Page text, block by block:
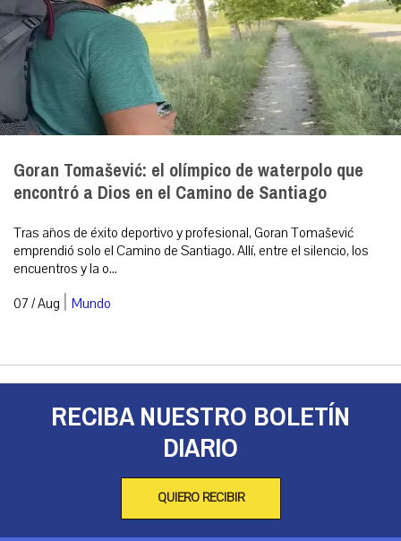
Goran Tomašević: el olímpico de waterpolo que
encontró a Dios en el Camino de Santiago
Tras años de éxito deportivo y profesional, Goran Tomašević
emprendió solo el Camino de Santiago. Allí, entre el silencio, los
encuentros y la o...
07 / Aug | Mundo
RECIBA NUESTRO BOLETÍN
DIARIO
QUIERO RECIBIR